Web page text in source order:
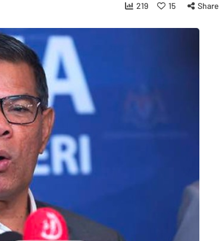
219 15 Share